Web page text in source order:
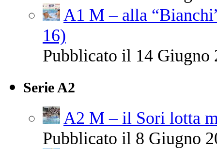
A1 M – alla
16)
Pubblicato il 14 Giugno
Serie A2
A2 M – il Sori lotta
Pubblicato il 8 Giugno